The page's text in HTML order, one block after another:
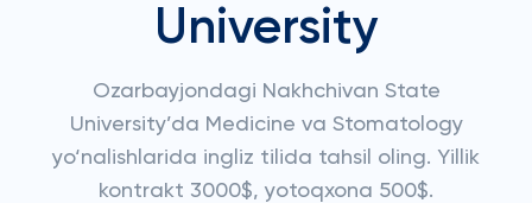
University
Ozarbayjondagi Nakhchivan State
University’da Medicine va Stomatology
yo‘nalishlarida ingliz tilida tahsil oling. Yillik
kontrakt 3000$, yotoqxona 500$.